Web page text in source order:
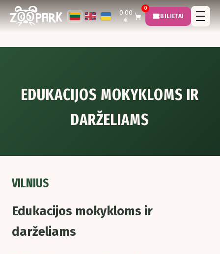
0,00
€
0
BILIETAI
EDUKACIJOS MOKYKLOMS IR
DARŽELIAMS
VILNIUS
Edukacijos mokykloms ir
darželiams